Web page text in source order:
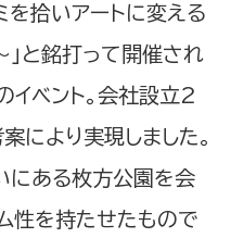
を拾いアートに変える
と銘打って開催され
イベント。会社設立2
により実現しました。
にある枚方公園を会
性を持たせたもので